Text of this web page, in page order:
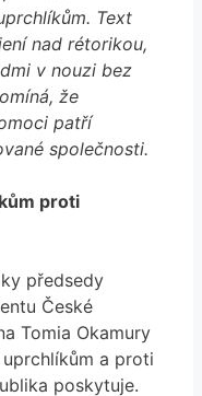
Text
nad rétorikou,
v nouzi bez
že
patří
společnosti.
proti
předsedy
České
Tomia Okamury
a proti
poskytuje.